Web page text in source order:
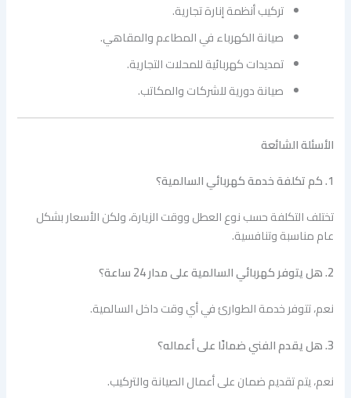
تركيب أنظمة إنارة تجارية.
صيانة الكهرباء في المطاعم والمقاهي.
تمديدات كهربائية للمحلات التجارية.
صيانة دورية للشركات والمكاتب.
الأسئلة الشائعة
1. كم تكلفة خدمة كهربائي السالمية؟
تختلف التكلفة حسب نوع العطل ووقت الزيارة، ولكن الأسعار بشكل
عام مناسبة وتنافسية.
2. هل يتوفر كهربائي السالمية على مدار 24 ساعة؟
نعم، تتوفر خدمة الطوارئ في أي وقت داخل السالمية.
3. هل يقدم الفني ضمانًا على أعماله؟
نعم، يتم تقديم ضمان على أعمال الصيانة والتركيب.